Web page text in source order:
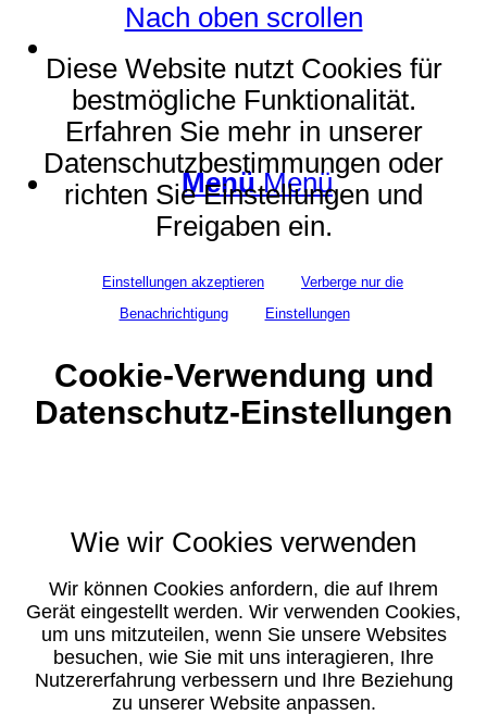
Menü Menü
Nach oben scrollen
Diese Website nutzt Cookies für
bestmögliche Funktionalität.
Erfahren Sie mehr in unserer
Datenschutzbestimmungen oder
richten Sie Einstellungen und
Freigaben ein.
Einstellungen akzeptieren
Verberge nur die
Benachrichtigung
Einstellungen
Cookie-Verwendung und
Datenschutz-Einstellungen
Wie wir Cookies verwenden
Wir können Cookies anfordern, die auf Ihrem
Gerät eingestellt werden. Wir verwenden Cookies,
um uns mitzuteilen, wenn Sie unsere Websites
besuchen, wie Sie mit uns interagieren, Ihre
Nutzererfahrung verbessern und Ihre Beziehung
zu unserer Website anpassen.